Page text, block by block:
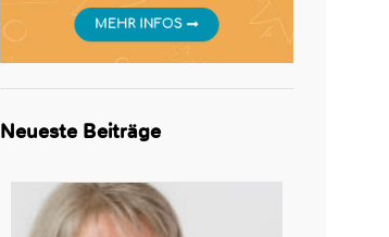
Neueste Beiträge